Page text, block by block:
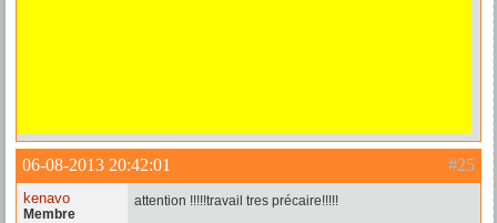
#25
06-08-2013 20:42:01
kenavo
Membre
attention !!!!!travail tres précaire!!!!!